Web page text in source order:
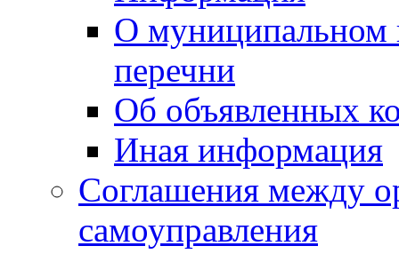
О муниципальном
перечни
Об объявленных
Иная информация
Соглашения между
самоуправления